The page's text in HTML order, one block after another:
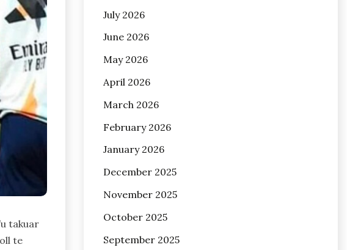
takuar
te
July 2026
June 2026
May 2026
April 2026
March 2026
February 2026
January 2026
December 2025
November 2025
October 2025
September 2025